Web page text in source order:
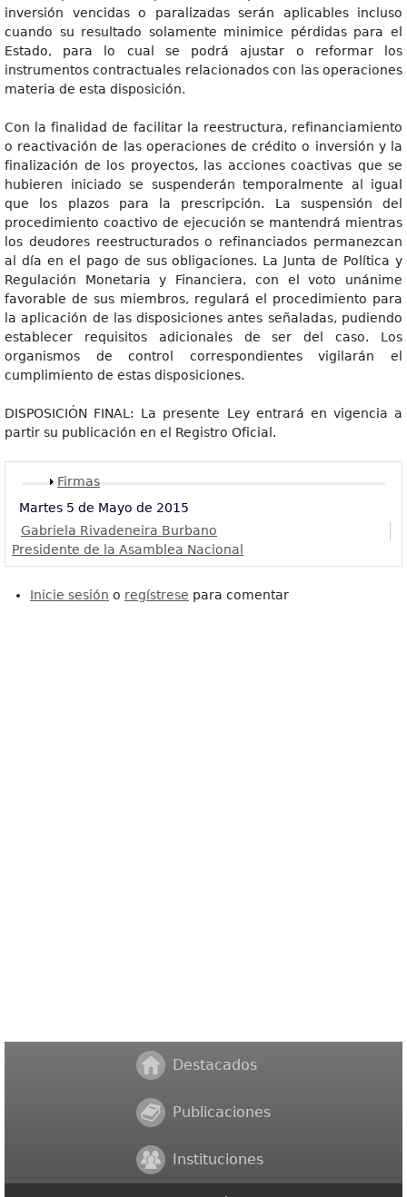
inversión vencidas o paralizadas serán aplicables incluso
cuando su resultado solamente minimice pérdidas para el
Estado, para lo cual se podrá ajustar o reformar los
instrumentos contractuales relacionados con las operaciones
materia de esta disposición.
Con la finalidad de facilitar la reestructura, refinanciamiento
o reactivación de las operaciones de crédito o inversión y la
finalización de los proyectos, las acciones coactivas que se
hubieren iniciado se suspenderán temporalmente al igual
que los plazos para la prescripción. La suspensión del
procedimiento coactivo de ejecución se mantendrá mientras
los deudores reestructurados o refinanciados permanezcan
al día en el pago de sus obligaciones. La Junta de Política y
Regulación Monetaria y Financiera, con el voto unánime
favorable de sus miembros, regulará el procedimiento para
la aplicación de las disposiciones antes señaladas, pudiendo
establecer requisitos adicionales de ser del caso. Los
organismos de control correspondientes vigilarán el
cumplimiento de estas disposiciones.
DISPOSICIÓN FINAL: La presente Ley entrará en vigencia a
partir su publicación en el Registro Oficial.
Mostrar
Firmas
Martes 5 de Mayo de 2015
Gabriela Rivadeneira Burbano
Presidente de la Asamblea Nacional
Inicie sesión o regístrese para comentar
Destacados
Publicaciones
Instituciones